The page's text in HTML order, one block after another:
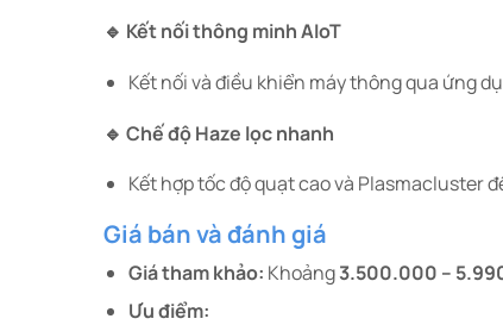
🔹 Kết nối thông minh AIoT
Kết nối và điều khiển máy thông qua ứng
🔹 Chế độ Haze lọc nhanh
Kết hợp tốc độ quạt cao và Plasmacluster
Giá bán và đánh giá
Giá tham khảo: Khoảng3.500.000 –
Ưu điểm: